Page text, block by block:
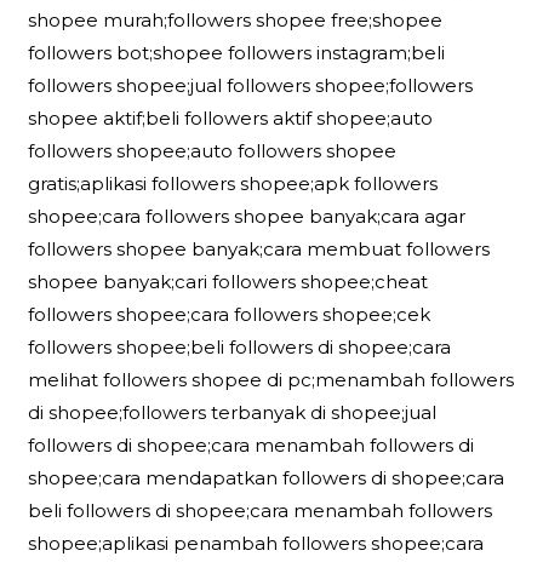
shopee murah;followers shopee free;shopee
followers bot;shopee followers instagram;beli
followers shopee;jual followers shopee;followers
shopee aktif;beli followers aktif shopee;auto
followers shopee;auto followers shopee
gratis;aplikasi followers shopee;apk followers
shopee;cara followers shopee banyak;cara agar
followers shopee banyak;cara membuat followers
shopee banyak;cari followers shopee;cheat
followers shopee;cara followers shopee;cek
followers shopee;beli followers di shopee;cara
melihat followers shopee di pc;menambah followers
di shopee;followers terbanyak di shopee;jual
followers di shopee;cara menambah followers di
shopee;cara mendapatkan followers di shopee;cara
beli followers di shopee;cara menambah followers
shopee;aplikasi penambah followers shopee;cara